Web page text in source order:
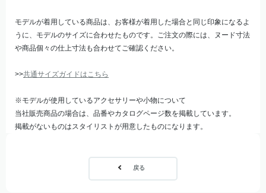
モデルが着用している商品は、お客様が着用した場合と同じ印象になるよ
うに、モデルのサイズに合わせたものです。ご注文の際には、ヌード寸法
や商品個々の仕上寸法も合わせてご確認ください。
>>共通サイズガイドはこちら
※モデルが使用しているアクセサリーや小物について
当社販売商品の場合は、品番やカタログページ数を掲載しています。
掲載がないものはスタイリストが用意したものになります。
戻る